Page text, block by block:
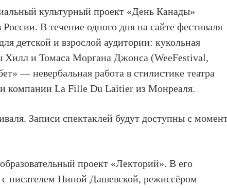
культурный проект «День Канады»
В течение одного дня на сайте фестиваля
детской и взрослой аудитории: кукольная
Хилл и Томаса Моргана Джонса (WeeFestival,
— невербальная работа в стилистике театра
компании La Fille Du Laitier из Монреаля.
Записи спектаклей будут доступны с
проект «Лекторий». В его
писателем Ниной Дашевской, режиссёром